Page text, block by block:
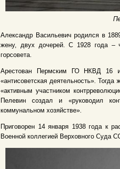
Александр Васильевич родился в
жену, двух дочерей. С 1928 года –
горсовета.
Арестован Пермским ГО НКВД 16
«антисоветская деятельность».
«активным участником
Пелевин создал и «руководил
коммунальном хозяйстве».
Приговорен 14 января 1938 года к
Военной коллегией Верховного Суда